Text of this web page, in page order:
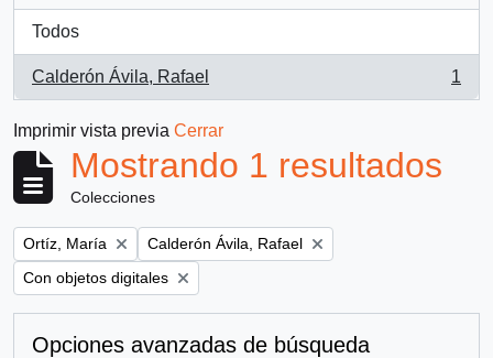
Todos
Calderón Ávila, Rafael
, 1 resultados
1
Imprimir vista previa Cerrar
Mostrando 1 resultados
Colecciones
Remove filter:
Ortíz, María Remove filter:
Calderón Ávila, Rafael
Remove filter:
Con objetos digitales
Opciones avanzadas de búsqueda